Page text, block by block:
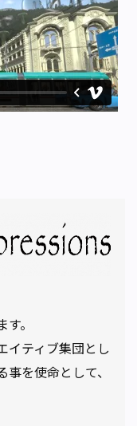
。
イティブ集団とし
を使命として、